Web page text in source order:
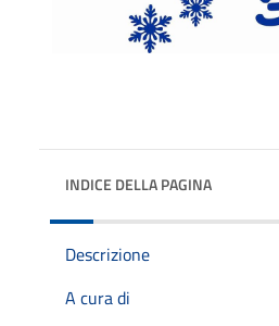
INDICE DELLA PAGINA
Descrizione
A cura di